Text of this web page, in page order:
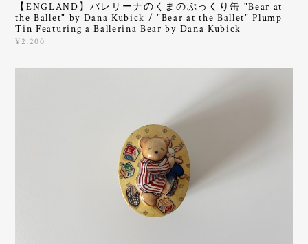
【ENGLAND】バレリーナのくまのぷっくり缶 "Bear at
the Ballet" by Dana Kubick / "Bear at the Ballet" Plump
Tin Featuring a Ballerina Bear by Dana Kubick
¥2,200